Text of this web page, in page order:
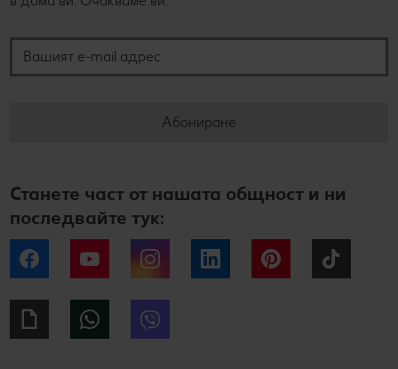
Абониране
Станете част от нашата общност и ни
последвайте тук:
Facebook YouTube Instagram LinkedIn Pinterest
Giphy WhatsApp